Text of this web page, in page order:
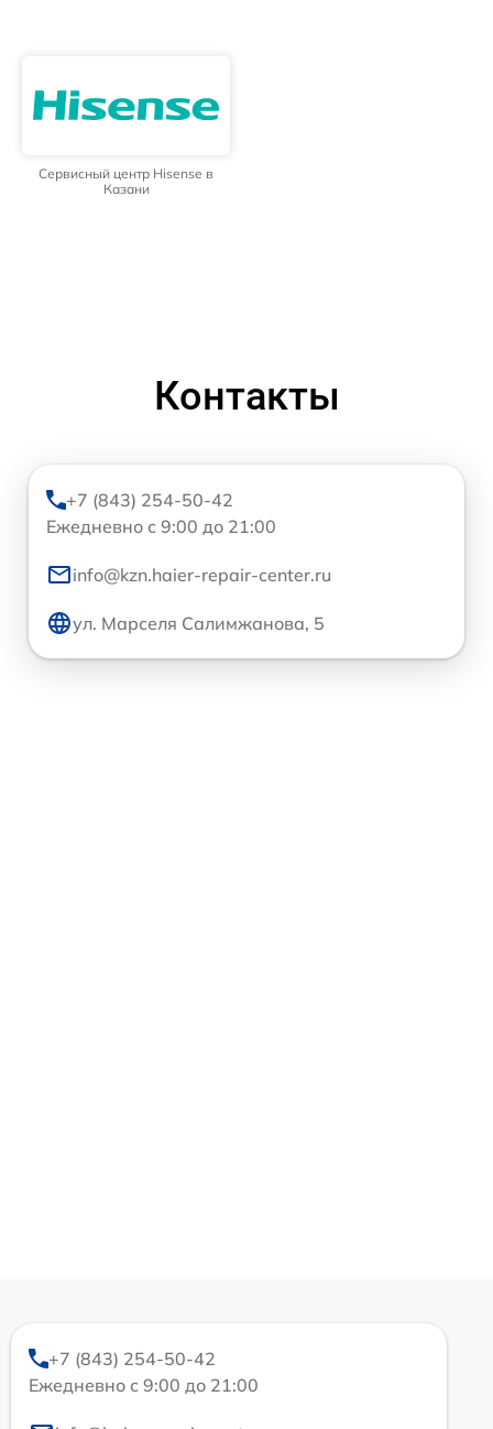
Сервисный центр Hisense в
Казани
Контакты
+7 (843) 254-50-42
Ежедневно с 9:00 до 21:00
info@kzn.haier-repair-center.ru
ул. Марселя Салимжанова, 5
+7 (843) 254-50-42
Ежедневно с 9:00 до 21:00